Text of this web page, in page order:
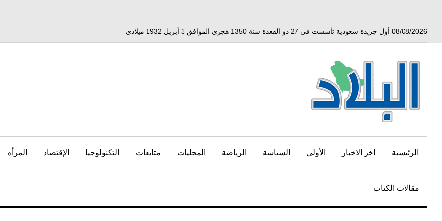
08/08/2026 أول جريدة سعودية تأسست في 27 ذو القعدة سنة 1350 هجري الموافق 3 أبريل 1932 ميلادي
الرئيسية اخر الاخبار الأولى السياسة الرياضة المحليات متابعات التكنولوجيا الإقتصاد المرأه
مقالات الكتاب